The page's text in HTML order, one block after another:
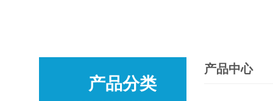
产品分类
产品中心